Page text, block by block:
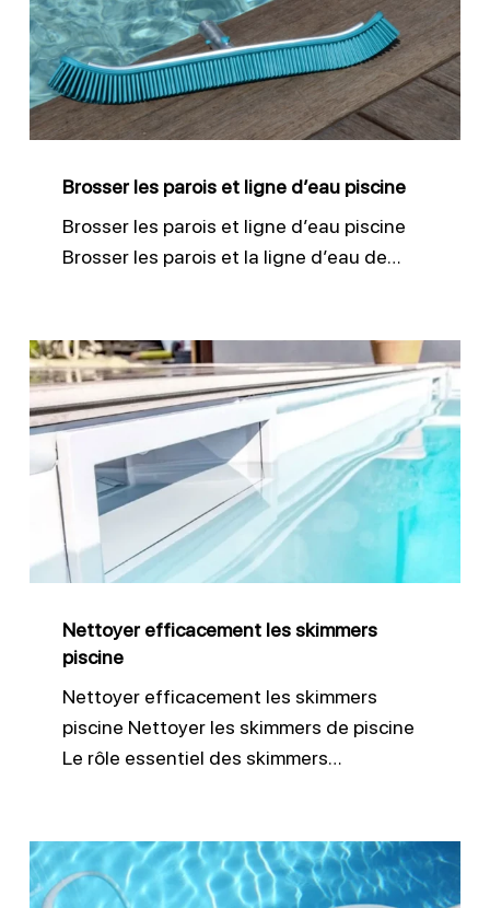
et
ligne
d’eau
piscine
Brosser les parois et ligne d’eau piscine
Brosser les parois et ligne d’eau piscine
Brosser les parois et la ligne d’eau de…
Nettoyer
efficacement
les
skimmers
piscine
Nettoyer efficacement les skimmers
piscine
Nettoyer efficacement les skimmers
piscine Nettoyer les skimmers de piscine
Le rôle essentiel des skimmers…
Nettoyer
le